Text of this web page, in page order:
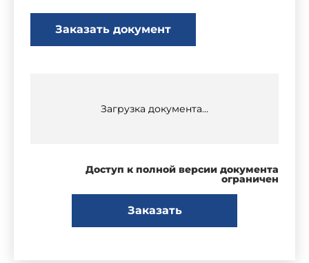
Заказать документ
Загрузка документа...
Доступ к полной версии документа
ограничен
Заказать